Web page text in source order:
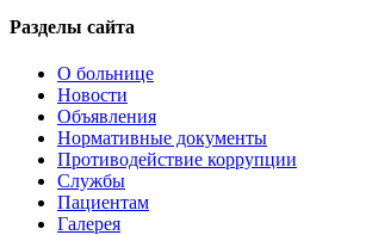
Разделы сайта
О больнице
Новости
Объявления
Нормативные документы
Противодействие коррупции
Службы
Пациентам
Галерея